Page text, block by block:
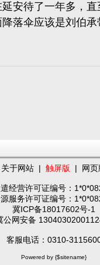
安待了一年多，直
落伞应该是刘伯承
关于网站 | 触屏版 | 网页
经营许可证编号：
源服务许可证编号：
冀ICP备18017602号-1
公网安备
客服电话：0310-
Powered by {$sitename}